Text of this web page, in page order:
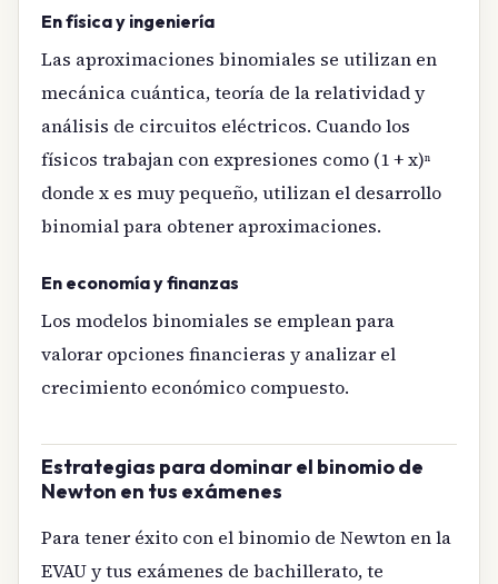
En física y ingeniería
Las aproximaciones binomiales se utilizan en
mecánica cuántica, teoría de la relatividad y
análisis de circuitos eléctricos. Cuando los
físicos trabajan con expresiones como (1 + x)ⁿ
donde x es muy pequeño, utilizan el desarrollo
binomial para obtener aproximaciones.
En economía y finanzas
Los modelos binomiales se emplean para
valorar opciones financieras y analizar el
crecimiento económico compuesto.
Estrategias para dominar el binomio de
Newton en tus exámenes
Para tener éxito con el binomio de Newton en la
EVAU y tus exámenes de bachillerato, te